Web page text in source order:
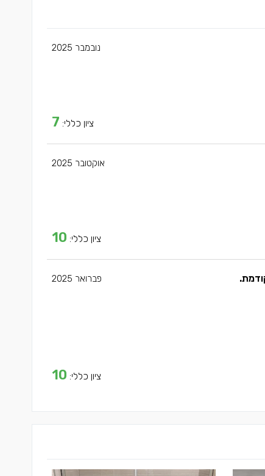
נובמבר 2025
ציון כללי: 7
אוקטובר 2025
ציון כללי: 10
פברואר 2025
ציון כללי: 10